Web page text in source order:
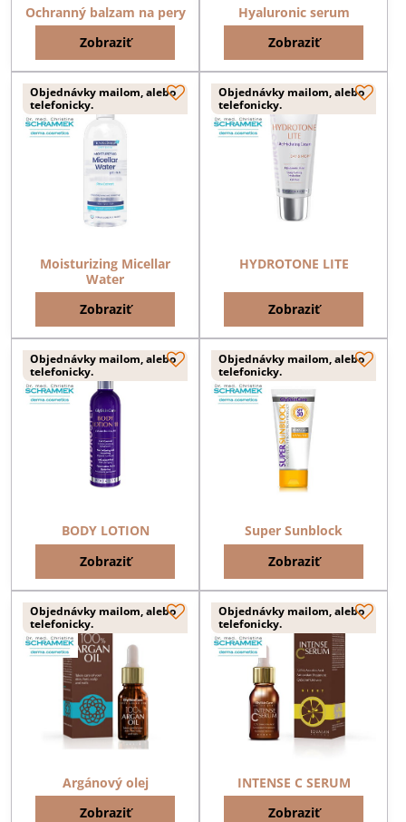
Ochranný balzam na pery
Zobraziť
Hyaluronic serum
Zobraziť
Objednávky mailom, alebo
telefonicky.
Moisturizing Micellar
Water
Zobraziť
Objednávky mailom, alebo
telefonicky.
HYDROTONE LITE
Zobraziť
Objednávky mailom, alebo
telefonicky.
BODY LOTION
Zobraziť
Objednávky mailom, alebo
telefonicky.
Super Sunblock
Zobraziť
Objednávky mailom, alebo
telefonicky.
Argánový olej
Zobraziť
Objednávky mailom, alebo
telefonicky.
INTENSE C SERUM
Zobraziť